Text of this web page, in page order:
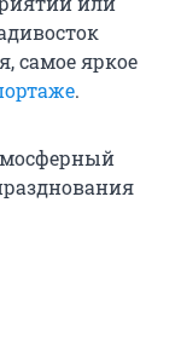
самое яркое
.